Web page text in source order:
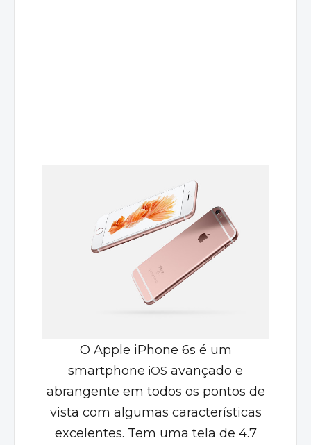
O Apple iPhone 6s é um
smartphone iOS avançado e
abrangente em todos os pontos de
vista com algumas características
excelentes. Tem uma tela de 4.7